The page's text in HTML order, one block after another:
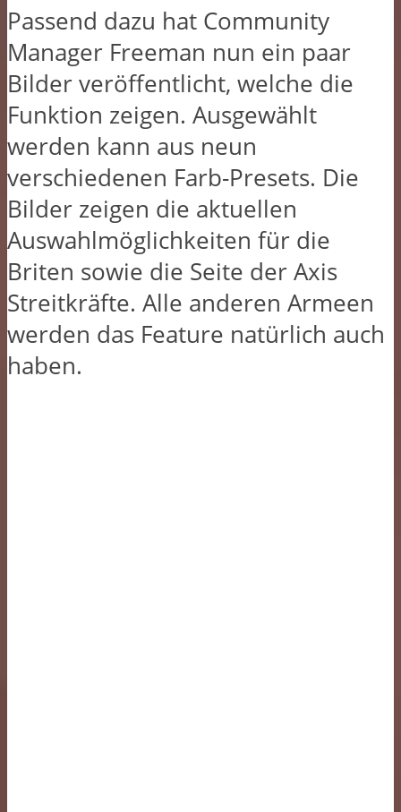
Passend dazu hat Community
Manager Freeman nun ein paar
Bilder veröffentlicht, welche die
Funktion zeigen. Ausgewählt
werden kann aus neun
verschiedenen Farb-Presets. Die
Bilder zeigen die aktuellen
Auswahlmöglichkeiten für die
Briten sowie die Seite der Axis
Streitkräfte. Alle anderen Armeen
werden das Feature natürlich auch
haben.